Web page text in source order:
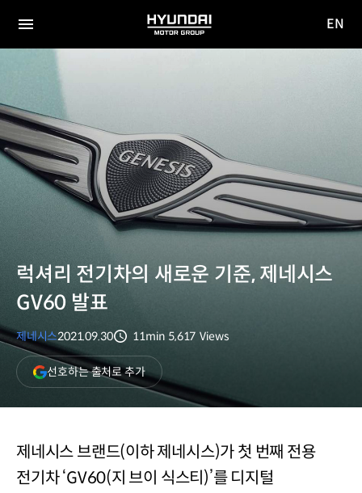
전체
HYUNDAI
MOTOR
EN
럭셔리 전기차의 새로운 기준, 제네시스
GV60 발표
제네시스2021.09.30
11min 5,617 Views
선호하는 출처로 추가(새
창
열림)
제네시스 브랜드(이하 제네시스)가 첫 번째 전용
전기차 ‘GV60(지 브이 식스티)’를 디지털